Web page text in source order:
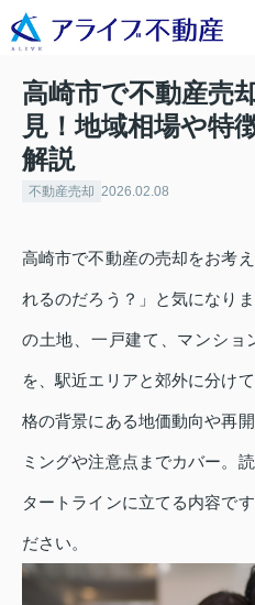
高崎市で不動産売
見！地域相場や特
解説
不動産売却 2026.02.08
高崎市で不動産の売却をお考
れるのだろう？」と気になり
の土地、一戸建て、マンショ
を、駅近エリアと郊外に分け
格の背景にある地価動向や再
ミングや注意点までカバー。
タートラインに立てる内容で
ださい。